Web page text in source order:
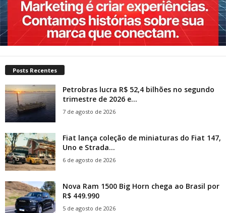
Posts Recentes
Petrobras lucra R$ 52,4 bilhões no segundo
trimestre de 2026 e...
7 de agosto de 2026
Fiat lança coleção de miniaturas do Fiat 147,
Uno e Strada...
6 de agosto de 2026
Nova Ram 1500 Big Horn chega ao Brasil por
R$ 449.990
5 de agosto de 2026